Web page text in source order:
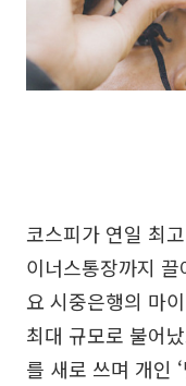
코스피가 연일 최
이너스통장까지
요 시중은행의 마
최대 규모로 불어
를 새로 쓰며 개인